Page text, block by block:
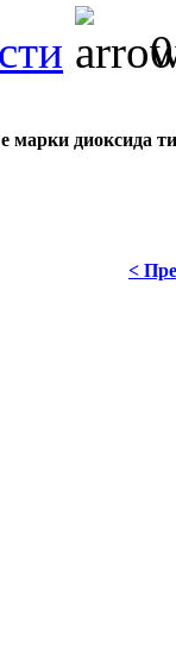
марки диоксида
<